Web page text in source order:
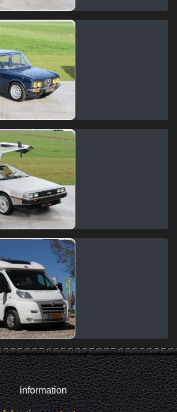
information